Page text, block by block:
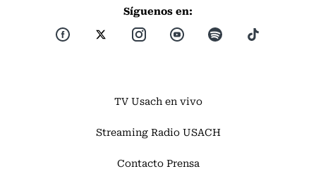
Síguenos en:
TV Usach en vivo
Streaming Radio USACH
Contacto Prensa